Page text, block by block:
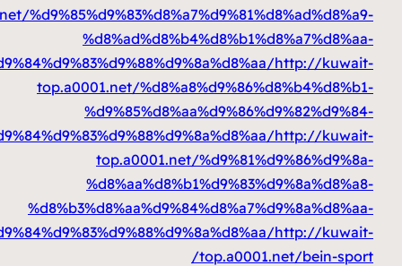
top.a0001.net/
top.a0001.net/
top.a0001.net/